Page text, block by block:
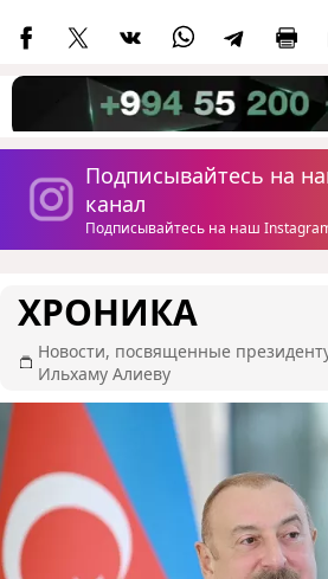
Подписывайтесь на
канал
Подписывайтесь на наш
ХРОНИКА
Новости, посвященные
Ильхаму Алиеву